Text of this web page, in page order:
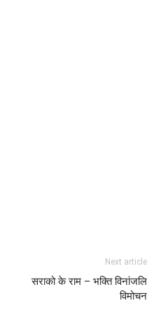
Next article
सराको के राम – भक्ति विनांजलि
विमोचन